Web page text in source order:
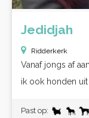
Jedidjah
Ridderkerk
Vanaf jongs af
ik ook honden uit
Past op: